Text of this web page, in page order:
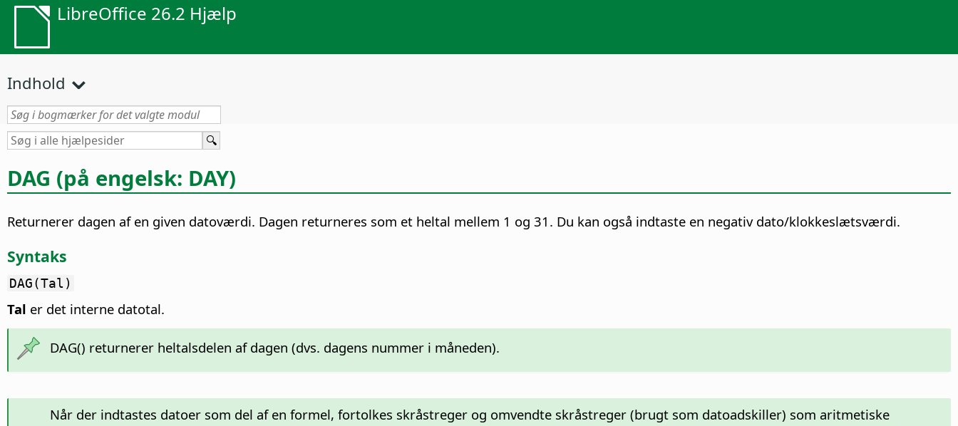
LibreOffice 26.2 Hjælp
Indhold
DAG (på engelsk: DAY)
Returnerer dagen af en given datoværdi. Dagen returneres som et heltal mellem 1 og 31. Du kan også indtaste en negativ dato/klokkeslætsværdi.
Syntaks
DAG(Tal)
Tal er det interne datotal.
DAG() returnerer heltalsdelen af dagen (dvs. dagens nummer i måneden).
Når der indtastes datoer som del af en formel, fortolkes skråstreger og omvendte skråstreger (brugt som datoadskiller) som aritmetiske